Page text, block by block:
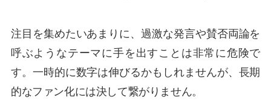
注目を集めたいあまりに、過激な発言や賛否両論を
呼ぶようなテーマに手を出すことは非常に危険で
す。一時的に数字は伸びるかもしれませんが、長期
的なファン化には決して繋がりません。